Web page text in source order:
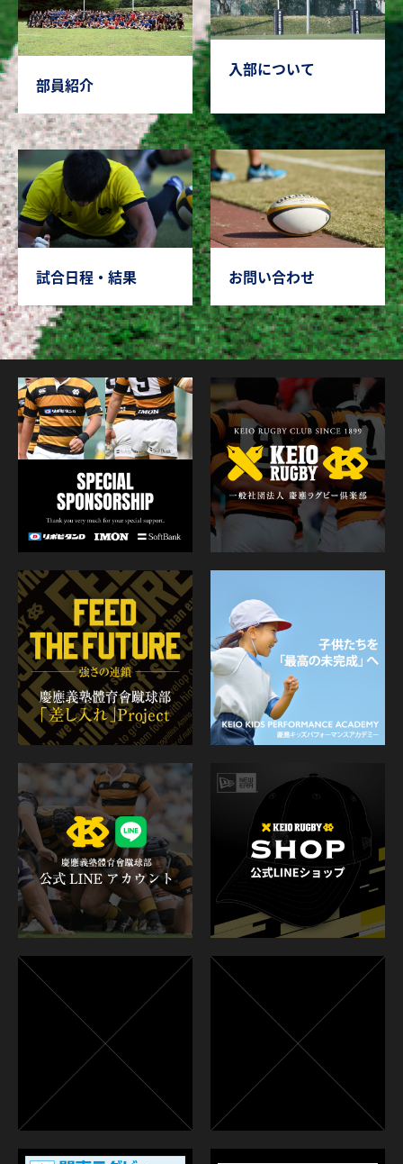
部員紹介
入部について
試合日程・結果 お問い合わせ